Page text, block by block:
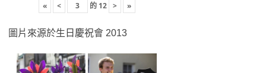
« < 的 12 > »
圖片來源於生日慶祝會 2013